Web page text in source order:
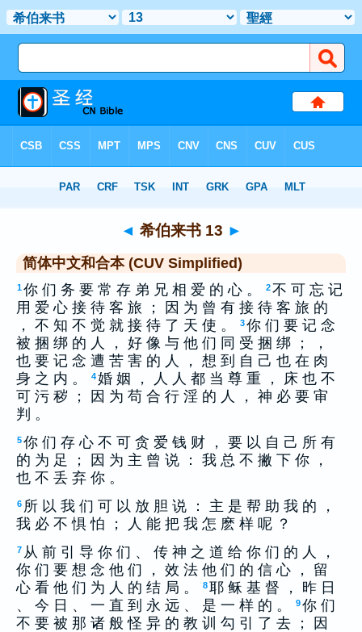
> 希伯来书 13
◄ 希伯来书 13 ►
简体中文和合本 (CUV Simplified)
1你 们 务 要 常 存 弟 兄 相 爱 的 心 。 2不 可 忘 记
用 爱 心 接 待 客 旅 ； 因 为 曾 有 接 待 客 旅 的
， 不 知 不 觉 就 接 待 了 天 使 。
3你 们 要 记 念
被 捆 绑 的 人 ， 好 像 与 他 们 同 受 捆 绑 ； ，
也 要 记 念 遭 苦 害 的 人 ， 想 到 自 己 也 在 肉
身 之 内 。
4婚 姻 ， 人 人 都 当 尊 重 ， 床 也 不
可 污 秽 ； 因 为 苟 合 行 淫 的 人 ， 神 必 要 审
判 。
5你 们 存 心 不 可 贪 爱 钱 财 ， 要 以 自 己 所 有
的 为 足 ； 因 为 主 曾 说 ： 我 总 不 撇 下 你 ，
也 不 丢 弃 你 。
6 所 以 我 们 可 以 放 胆 说 ： 主 是 帮 助 我 的 ，
我 必 不 惧 怕 ； 人 能 把 我 怎 麽 样 呢 ？
7 从 前 引 导 你 们 、 传 神 之 道 给 你 们 的 人 ，
你 们 要 想 念 他 们 ， 效 法 他 们 的 信 心 ， 留
心 看 他 们 为 人 的 结 局 。
8耶 稣 基 督 ， 昨 日
、 今 日 、 一 直 到 永 远 、 是 一 样 的 。
9你 们
不 要 被 那 诸 般 怪 异 的 教 训 勾 引 了 去 ； 因